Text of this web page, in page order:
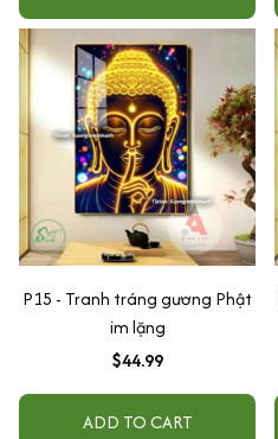
P15 - Tranh tráng gương Phật
im lặng
$44.99
ADD TO CART